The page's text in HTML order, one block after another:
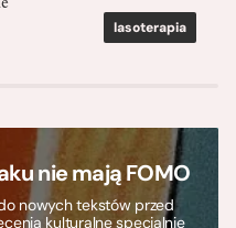
lasoterapia
nie mają FOMO
nowych tekstów przed
kulturalne specjalnie